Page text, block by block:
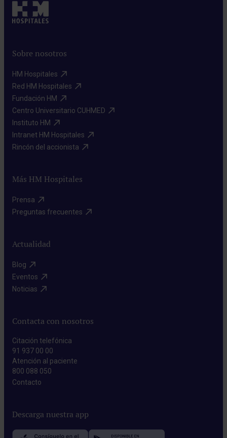
Sobre nosotros
HM Hospitales​
Red HM Hospitales​
Fundación HM​
Centro Universitario CUHMED​
Instituto HM​
Intranet HM Hospitales​
Rincón del accionista​
Más HM Hospitales
Prensa​
Preguntas frecuentes​
Actualidad
Blog​
Eventos​
Noticias​
Contacta con nosotros
Citación telefónica
91 937 00 00
Atención al paciente
800 088 050
Contacto​
Descarga nuestra app